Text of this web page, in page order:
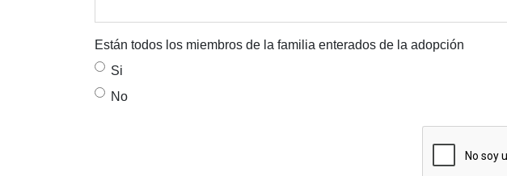
Están todos los miembros de la familia enterados de la adopción
Si
No